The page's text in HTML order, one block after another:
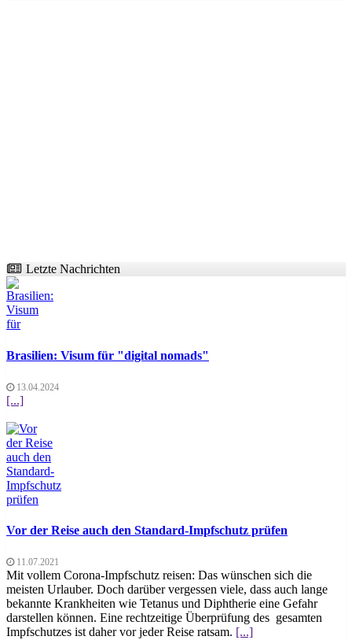
Letzte Nachrichten
Brasilien: Visum für "digital nomads"
13.04.2024
[...]
Vor der Reise auch den Standard-Impfschutz prüfen
11.07.2021
Mit vollem Corona-Impfschutz reisen: Das wünschen sich die
meisten Urlauber. Doch darüber vergessen viele, dass auch lange
bekannte Krankheiten wie Tetanus und Diphtherie eine Gefahr
darstellen können. Eine rechtzeitige Überprüfung des gesamten
Impfschutzes ist daher vor jeder Reise ratsam. [...]